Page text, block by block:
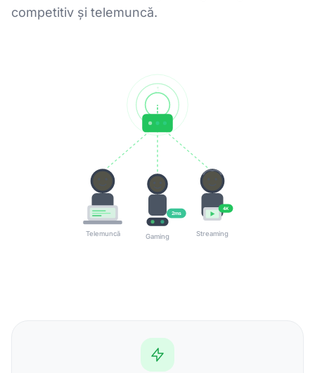
competitiv și telemuncă.
Telemuncă
2ms
Gaming
4K
Streaming